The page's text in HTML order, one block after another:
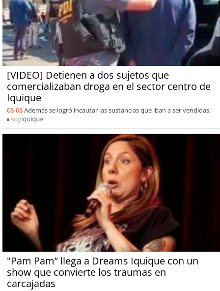
[VIDEO] Detienen a dos sujetos que
comercializaban droga en el sector centro de
Iquique
08-08Además se logró incautar las sustancias que iban a ser vendidas.
soyiquique
"Pam Pam” llega a Dreams Iquique con un
show que convierte los traumas en
carcajadas